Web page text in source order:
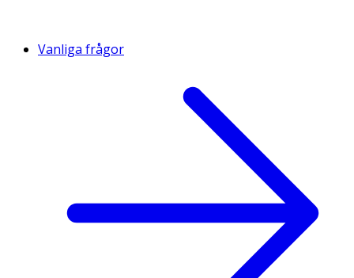
Vanliga frågor